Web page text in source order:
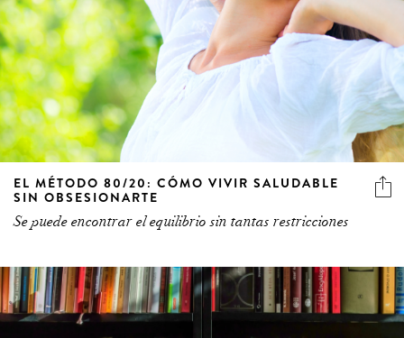
EL MÉTODO 80/20: CÓMO VIVIR SALUDABLE
SIN OBSESIONARTE
Se puede encontrar el equilibrio sin tantas restricciones